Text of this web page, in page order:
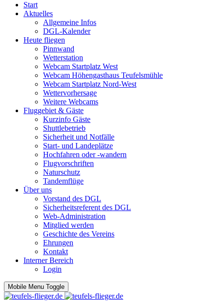
Start
Aktuelles
Allgemeine Infos
DGL-Kalender
Heute fliegen
Pinnwand
Wetterstation
Webcam Startplatz West
Webcam Höhengasthaus Teufelsmühle
Webcam Startplatz Nord-West
Wettervorhersage
Weitere Webcams
Fluggebiet & Gäste
Kurzinfo Gäste
Shuttlebetrieb
Sicherheit und Notfälle
Start- und Landeplätze
Hochfahren oder -wandern
Flugvorschriften
Naturschutz
Tandemflüge
Über uns
Vorstand des DGL
Sicherheitsreferent des DGL
Web-Administration
Mitglied werden
Geschichte des Vereins
Ehrungen
Kontakt
Interner Bereich
Login
Mobile Menu Toggle